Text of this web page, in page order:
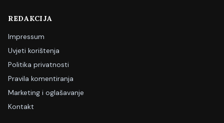
REDAKCIJA
Impressum
Uvjeti korištenja
Politika privatnosti
Pravila komentiranja
Marketing i oglašavanje
Kontakt